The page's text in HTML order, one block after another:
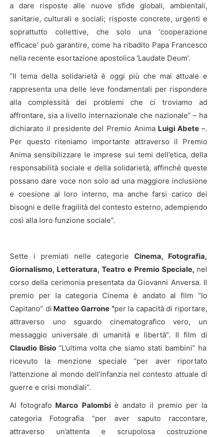
a dare risposte alle nuove sfide globali, ambientali,
sanitarie, culturali e sociali; risposte concrete, urgenti e
soprattutto collettive, che solo una ‘cooperazione
efficace’ può garantire, come ha ribadito Papa Francesco
nella recente esortazione apostolica ‘Laudate Deum’.
“Il tema della solidarietà è oggi più che mai attuale e
rappresenta una delle leve fondamentali per rispondere
alla complessità dei problemi che ci troviamo ad
affrontare, sia a livello internazionale che nazionale” – ha
dichiarato il presidente del Premio AnimaLuigi Abete –.
Per questo riteniamo importante attraverso il Premio
Anima sensibilizzare le imprese sui temi dell’etica, della
responsabilità sociale e della solidarietà, affinché queste
possano dare voce non solo ad una maggiore inclusione
e coesione al loro interno, ma anche farsi carico dei
bisogni e delle fragilità del contesto esterno, adempiendo
così alla loro funzione sociale”.
Sette i premiati nelle categorie Cinema, Fotografia,
Giornalismo, Letteratura, Teatro e Premio Speciale, nel
corso della cerimonia presentata da Giovanni Anversa. Il
premio per la categoria Cinema è andato al film “Io
Capitano” di Matteo Garrone “per la capacità di riportare,
attraverso uno sguardo cinematografico vero, un
messaggio universale di umanità e libertà”. Il film di
Claudio Bisio “L’ultima volta che siamo stati bambini” ha
ricevuto la menzione speciale “per aver riportato
l’attenzione al mondo dell’infanzia nel contesto attuale di
guerre e crisi mondiali”.
Al fotografo Marco Palombi è andato il premio per la
categoria Fotografia “per aver saputo raccontare,
attraverso un’attenta e scrupolosa costruzione